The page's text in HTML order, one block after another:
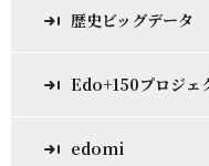
歴史ビッグデータ
Edo+150プロジェ
edomi